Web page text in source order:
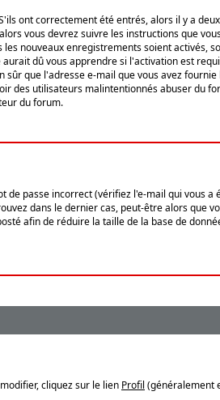
ont correctement été entrés, alors il y a
vous devrez suivre les instructions que
nouveaux enregistrements soient activés,
dû vous apprendre si l'activation est
que l'adresse e-mail que vous avez
des utilisateurs malintentionnés abuser du
du forum.
passe incorrect (vérifiez l'e-mail qui vous a
dans le dernier cas, peut-être alors que
afin de réduire la taille de la base de
cliquez sur le lien Profil (généralement